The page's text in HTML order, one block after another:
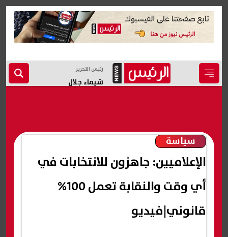
رئيس التحرير
شيماء جلال
سياسة
الإعلاميين: جاهزون للانتخابات في
أي وقت والنقابة تعمل 100%
قانوني|فيديو